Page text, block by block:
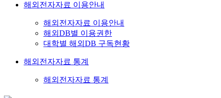
해외전자자료 이용안내
해외전자자료 이용안내
해외DB별 이용권한
대학별 해외DB 구독현황
해외전자자료 통계
해외전자자료 통계